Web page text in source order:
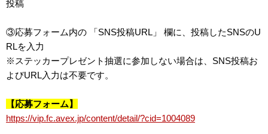
投稿
③応募フォーム内の 「SNS投稿URL」 欄に、投稿したSNSのU
RLを入力
※ステッカープレゼント抽選に参加しない場合は、SNS投稿お
よびURL入力は不要です。
【応募フォーム】
https://vip.fc.avex.jp/content/detail/?cid=1004089